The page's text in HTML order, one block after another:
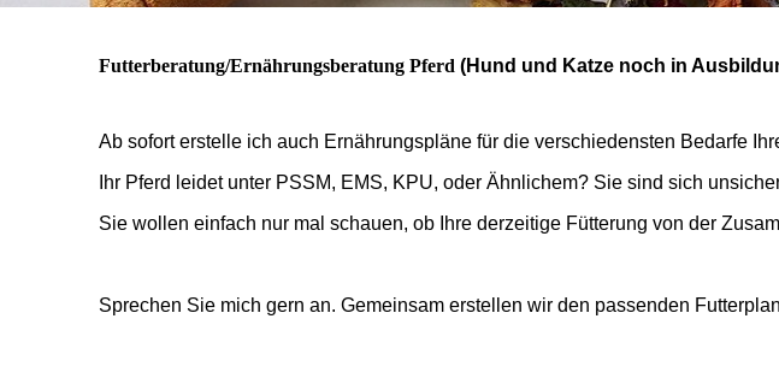
Futterberatung/Ernährungsberatung Pferd (Hund und Katze noch in
Ab sofort erstelle ich auch Ernährungspläne für die verschiedensten Bedarfe
Ihr Pferd leidet unter PSSM, EMS, KPU, oder Ähnlichem? Sie sind sich
Sie wollen einfach nur mal schauen, ob Ihre derzeitige Fütterung von der
Sprechen Sie mich gern an. Gemeinsam erstellen wir den passenden